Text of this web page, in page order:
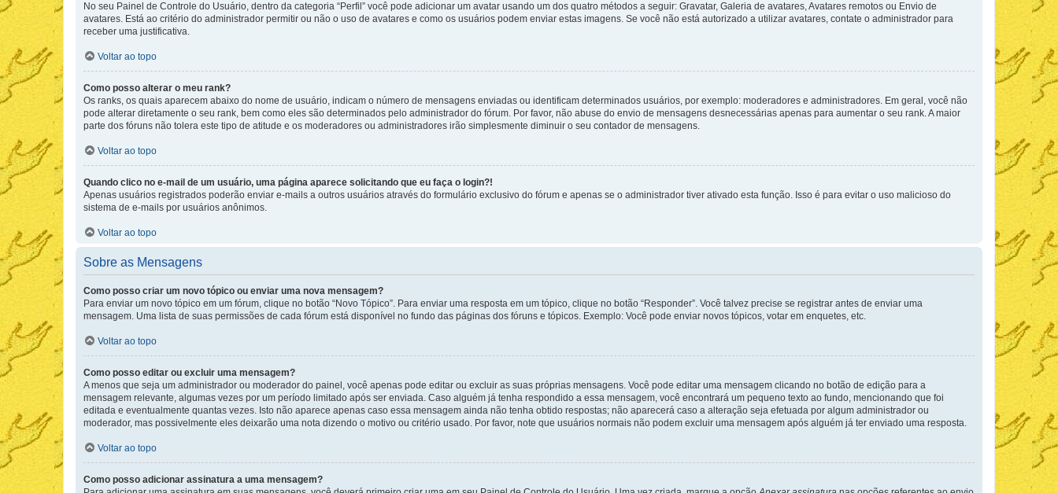
No seu Painel de Controle do Usuário, dentro da categoria “Perfil” você pode adicionar um avatar usando um dos quatro métodos a seguir: Gravatar, Galeria de avatares, Avatares remotos ou Envio de
avatares. Está ao critério do administrador permitir ou não o uso de avatares e como os usuários podem enviar estas imagens. Se você não está autorizado a utilizar avatares, contate o administrador para
receber uma justificativa.
Voltar ao topo
Como posso alterar o meu rank?
Os ranks, os quais aparecem abaixo do nome de usuário, indicam o número de mensagens enviadas ou identificam determinados usuários, por exemplo: moderadores e administradores. Em geral, você não
pode alterar diretamente o seu rank, bem como eles são determinados pelo administrador do fórum. Por favor, não abuse do envio de mensagens desnecessárias apenas para aumentar o seu rank. A maior
parte dos fóruns não tolera este tipo de atitude e os moderadores ou administradores irão simplesmente diminuir o seu contador de mensagens.
Voltar ao topo
Quando clico no e-mail de um usuário, uma página aparece solicitando que eu faça o login?!
Apenas usuários registrados poderão enviar e-mails a outros usuários através do formulário exclusivo do fórum e apenas se o administrador tiver ativado esta função. Isso é para evitar o uso malicioso do
sistema de e-mails por usuários anônimos.
Voltar ao topo
Sobre as Mensagens
Como posso criar um novo tópico ou enviar uma nova mensagem?
Para enviar um novo tópico em um fórum, clique no botão “Novo Tópico”. Para enviar uma resposta em um tópico, clique no botão “Responder”. Você talvez precise se registrar antes de enviar uma
mensagem. Uma lista de suas permissões de cada fórum está disponível no fundo das páginas dos fóruns e tópicos. Exemplo: Você pode enviar novos tópicos, votar em enquetes, etc.
Voltar ao topo
Como posso editar ou excluir uma mensagem?
A menos que seja um administrador ou moderador do painel, você apenas pode editar ou excluir as suas próprias mensagens. Você pode editar uma mensagem clicando no botão de edição para a
mensagem relevante, algumas vezes por um período limitado após ser enviada. Caso alguém já tenha respondido a essa mensagem, você encontrará um pequeno texto ao fundo, mencionando que foi
editada e eventualmente quantas vezes. Isto não aparece apenas caso essa mensagem ainda não tenha obtido respostas; não aparecerá caso a alteração seja efetuada por algum administrador ou
moderador, mas possivelmente eles deixarão uma nota dizendo o motivo ou critério usado. Por favor, note que usuários normais não podem excluir uma mensagem após alguém já ter enviado uma resposta.
Voltar ao topo
Como posso adicionar assinatura a uma mensagem?